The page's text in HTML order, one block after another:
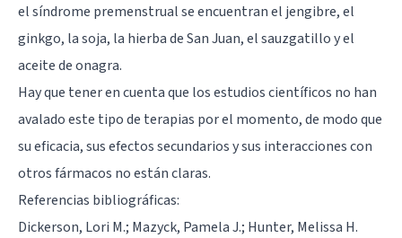
el síndrome premenstrual se encuentran el jengibre, el
ginkgo, la soja, la hierba de San Juan, el sauzgatillo y el
aceite de onagra.
Hay que tener en cuenta que los estudios científicos no han
avalado este tipo de terapias por el momento, de modo que
su eficacia, sus efectos secundarios y sus interacciones con
otros fármacos no están claras.
Referencias bibliográficas:
Dickerson, Lori M.; Mazyck, Pamela J.; Hunter, Melissa H.